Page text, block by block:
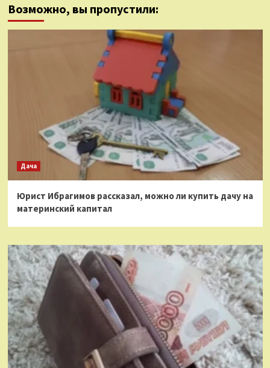
Возможно, вы пропустили:
Дача
Юрист Ибрагимов рассказал, можно ли купить дачу на
материнский капитал